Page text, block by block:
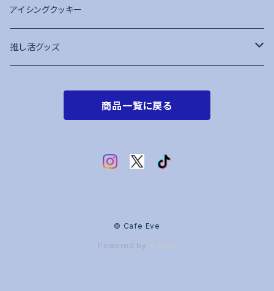
アイシングクッキー
推し活グッズ
商品一覧に戻る
© Cafe Eve
Powered by